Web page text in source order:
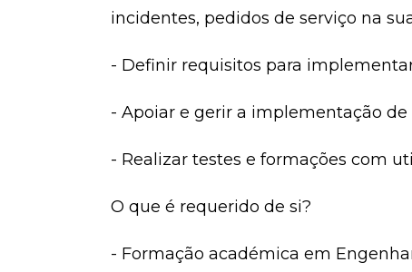
incidentes, pedidos de serviço na
- Definir requisitos para
- Apoiar e gerir a implementação
- Realizar testes e formações com
O que é requerido de si?
- Formação académica em